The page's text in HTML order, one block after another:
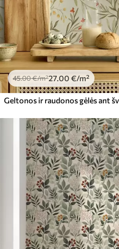
45.00€/m²27.00 €/m²